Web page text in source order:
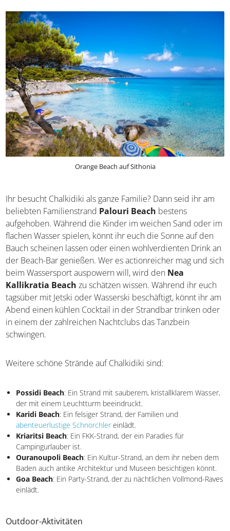
Ihr besucht Chalkidiki als ganze Familie? Dann seid ihr am
beliebten FamilienstrandPalouri Beachbestens
aufgehoben. Während die Kinder im weichen Sand oder
im flachen Wasser spielen, könnt ihr euch die Sonne auf
den Bauch scheinen lassen oder einen wohlverdienten
Drink an der Beach-Bar genießen. Wer es actionreicher
mag und sich beim Wassersport auspowern will, wird den
Nea Kallikratia Beachzu schätzen wissen. Während ihr
euch tagsüber mit Jetski oder Wasserski beschäftigt, könnt
ihr am Abend einen kühlen Cocktail in der Strandbar
trinken oder in einem der zahlreichen Nachtclubs das
Possidi Beach: Ein Strand mit sauberem, kristallklarem
Wasser, der mit einem Leuchtturm beeindruckt.
Karidi Beach: Ein felsiger Strand, der Familien und
abenteuerlustige Schnorchlereinlädt.
Kriaritsi Beach: Ein FKK-Strand, der ein Paradies für
Campingurlauber ist.
Ouranoupoli Beach: Ein Kultur-Strand, an dem ihr neben
dem Baden auch antike Architektur und Museen besichtigen
könnt.